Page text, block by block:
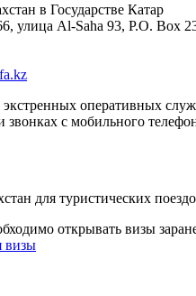
в Государстве Катар
улица Al-Saha 93, P.O. Box
оперативных
с мобильного
для туристических
открывать визы
визы